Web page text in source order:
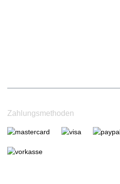
Zahlungsmethoden